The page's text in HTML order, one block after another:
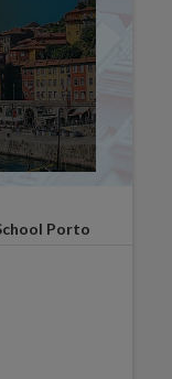
Porto